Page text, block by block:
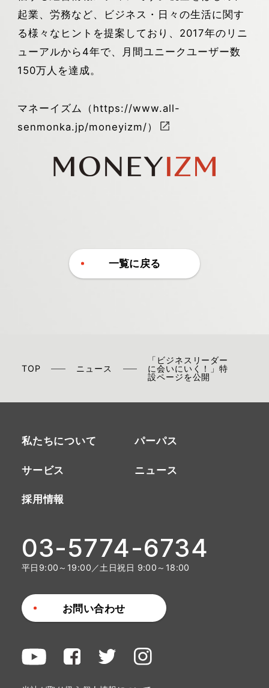
起業、労務など、ビジネス・日々の生活に関す
る様々なヒントを提案しており、2017年のリニ
ューアルから4年で、月間ユニークユーザー数
150万人を達成。
マネーイズム（https://www.all-
senmonka.jp/moneyizm/）
一覧に戻る
TOP ニュース
「ビジネスリーダー
に会いにいく！」特
設ページを公開
03-5774-6734
平日9:00～19:00／土日祝日 9:00～18:00
私たちについて パーパス
サービス ニュース
採用情報
お問い合わせ